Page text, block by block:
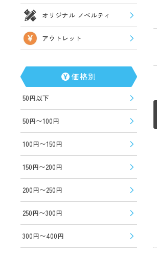
オリジナル ノベルティ
アウトレット
価格別
50円以下
50円〜100円
100円〜150円
150円〜200円
200円〜250円
250円〜300円
300円〜400円